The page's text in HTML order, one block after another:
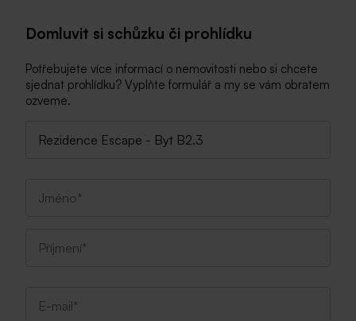
Domluvit si schůzku či prohlídku
Potřebujete více informací o nemovitosti nebo si chcete
sjednat prohlídku? Vyplňte formulář a my se vám obratem
ozveme.